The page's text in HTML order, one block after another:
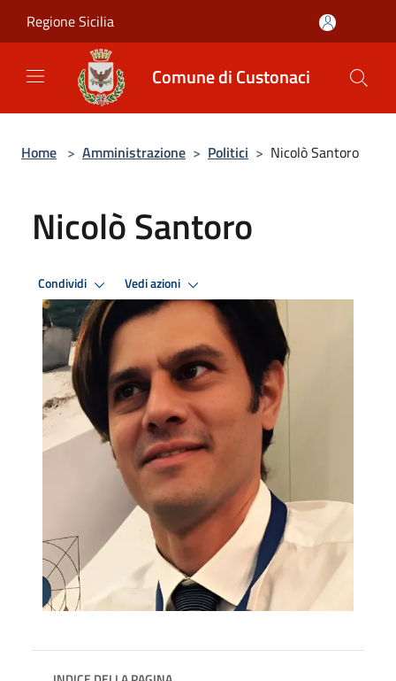
Regione Sicilia
Comune di Custonaci
Home > Amministrazione > Politici > Nicolò Santoro
Nicolò Santoro
Condividi Vedi azioni